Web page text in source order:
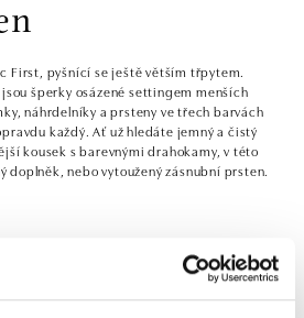
First, pyšnící se ještě větším třpytem.
šperky osázené settingem menších
náhrdelníky a prsteny ve třech barvách
každý. Ať už hledáte jemný a čistý
kousek s barevnými drahokamy, v této
doplněk, nebo vytoužený zásnubní prsten.
FILTR